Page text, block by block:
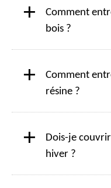
+
Comment
bois ?
+
Comment
résine ?
+
Dois-je
hiver ?